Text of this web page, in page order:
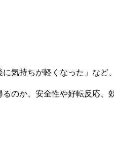
気持ちが軽くなった」など
のか、安全性や好転反応、